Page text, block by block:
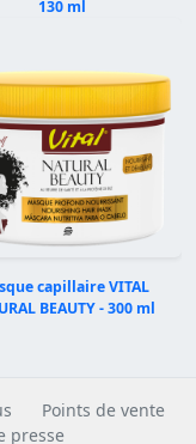
130 ml
capillaire VITAL
BEAUTY - 300 ml
Points de vente
presse